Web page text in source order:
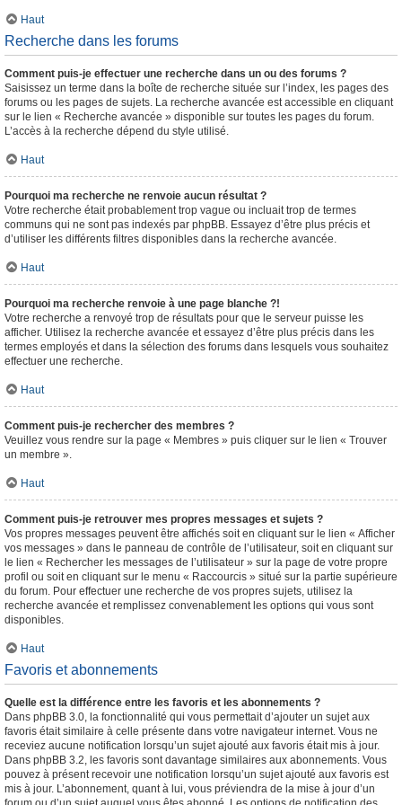
Haut
Recherche dans les forums
Comment puis-je effectuer une recherche dans un ou des forums ?
Saisissez un terme dans la boîte de recherche située sur l’index, les pages des
forums ou les pages de sujets. La recherche avancée est accessible en cliquant
sur le lien « Recherche avancée » disponible sur toutes les pages du forum.
L’accès à la recherche dépend du style utilisé.
Haut
Pourquoi ma recherche ne renvoie aucun résultat ?
Votre recherche était probablement trop vague ou incluait trop de termes
communs qui ne sont pas indexés par phpBB. Essayez d’être plus précis et
d’utiliser les différents filtres disponibles dans la recherche avancée.
Haut
Pourquoi ma recherche renvoie à une page blanche ?!
Votre recherche a renvoyé trop de résultats pour que le serveur puisse les
afficher. Utilisez la recherche avancée et essayez d’être plus précis dans les
termes employés et dans la sélection des forums dans lesquels vous souhaitez
effectuer une recherche.
Haut
Comment puis-je rechercher des membres ?
Veuillez vous rendre sur la page « Membres » puis cliquer sur le lien « Trouver
un membre ».
Haut
Comment puis-je retrouver mes propres messages et sujets ?
Vos propres messages peuvent être affichés soit en cliquant sur le lien « Afficher
vos messages » dans le panneau de contrôle de l’utilisateur, soit en cliquant sur
le lien « Rechercher les messages de l’utilisateur » sur la page de votre propre
profil ou soit en cliquant sur le menu « Raccourcis » situé sur la partie supérieure
du forum. Pour effectuer une recherche de vos propres sujets, utilisez la
recherche avancée et remplissez convenablement les options qui vous sont
disponibles.
Haut
Favoris et abonnements
Quelle est la différence entre les favoris et les abonnements ?
Dans phpBB 3.0, la fonctionnalité qui vous permettait d’ajouter un sujet aux
favoris était similaire à celle présente dans votre navigateur internet. Vous ne
receviez aucune notification lorsqu’un sujet ajouté aux favoris était mis à jour.
Dans phpBB 3.2, les favoris sont davantage similaires aux abonnements. Vous
pouvez à présent recevoir une notification lorsqu’un sujet ajouté aux favoris est
mis à jour. L’abonnement, quant à lui, vous préviendra de la mise à jour d’un